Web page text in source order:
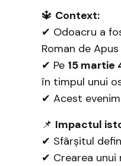
🔱 Context:
✔ Odoacru a
Roman de
✔ Pe 15 martie
în timpul unui
✔ Acest
📌 Impactul
✔ Sfârșitul
✔ Crearea